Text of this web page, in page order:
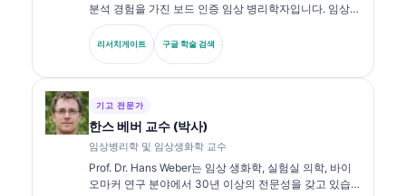
분석 경험을 가진 보드 인증 임상 병리학자입니다. 임상
화학 분야의 전문 자격을 보유하고 있으며, 임상 실무에서
바이오마커 패널과 실험실 분석에 대해 광범위하게 출판
해 왔습니다.
리서치게이트 구글 학술 검색
기고 전문가
한스 베버 교수 (박사)
임상병리학 및 임상생화학 교수
Prof. Dr. Hans Weber는 임상 생화학, 실험실 의학, 바이
오마커 연구 분야에서 30년 이상의 전문성을 갖고 있습